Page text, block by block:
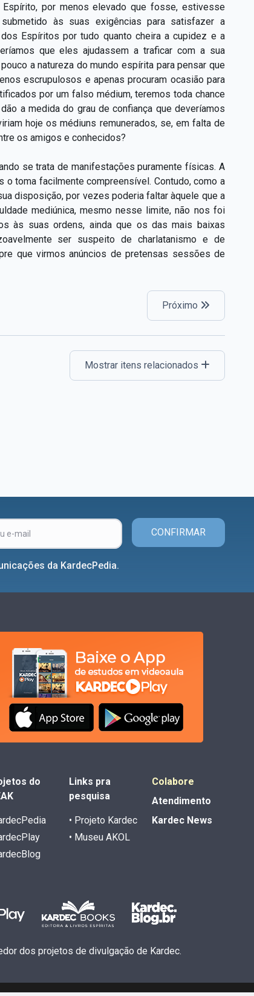
por menos elevado que fosse, estivesse
às suas exigências para satisfazer a
Espíritos por tudo quanto cheira a cupidez e a
que eles ajudassem a traficar com a sua
a natureza do mundo espírita para pensar que
escrupulosos e apenas procuram ocasião para
por um falso médium, teremos toda chance
a medida do grau de confiança que deveríamos
hoje os médiuns remunerados, se, em falta de
os amigos e conhecidos?
se trata de manifestações puramente físicas. A
toma facilmente compreensível. Contudo, como a
disposição, por vezes poderia faltar àquele que a
mediúnica, mesmo nesse limite, não nos foi
às suas ordens, ainda que os das mais baixas
ser suspeito de charlatanismo e de
que virmos anúncios de pretensas sessões de
Próximo
Mostrar itens relacionados
CONFIRMAR
da KardecPedia.
do
Links pra
pesquisa
• Projeto Kardec
• Museu AKOL
Colabore
Atendimento
Kardec News
dos projetos de divulgação de Kardec.